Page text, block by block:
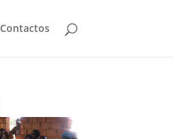
Contactos